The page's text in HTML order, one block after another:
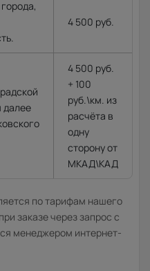
4 500 руб.
далее
4 500 руб.
+ 100
руб.\км. из
расчёта в
одну
сторону от
МКАД\КАД
по тарифам нашего
заказе через запрос с
менеджером интернет-